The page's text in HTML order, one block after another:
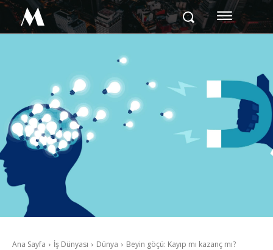
M
Ana Sayfa İş Dünyası Dünya Beyin göçü: Kayıp mı kazanç mı?